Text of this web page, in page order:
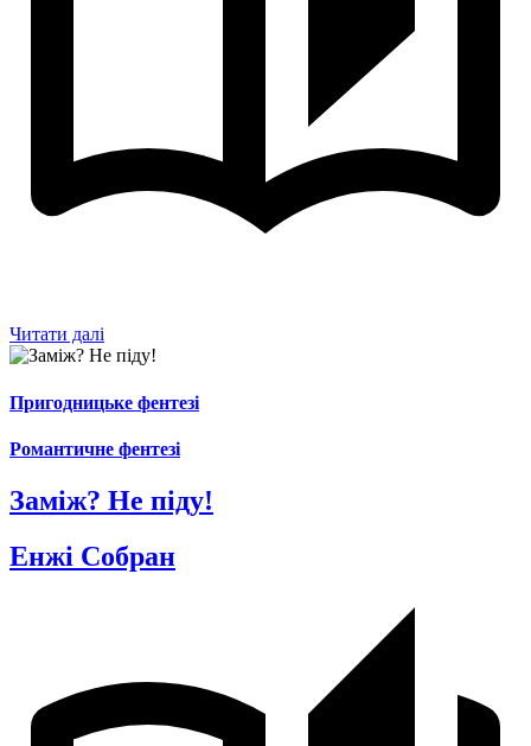
Читати далі
Пригодницьке фентезі
Романтичне фентезі
Заміж? Не піду!
Енжі Собран